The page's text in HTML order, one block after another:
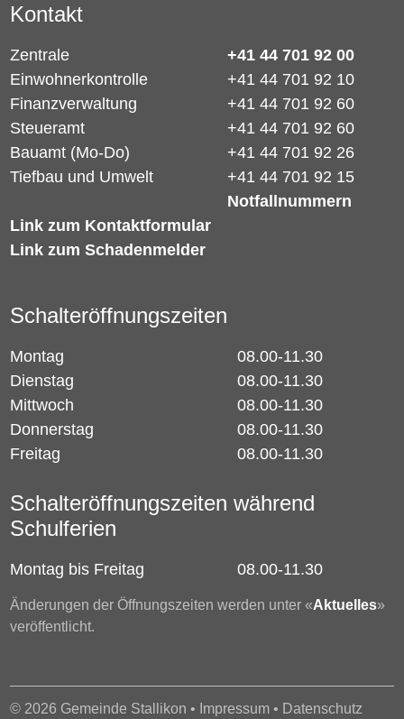
Kontakt
Zentrale
+41 44 701 92 00
Einwohnerkontrolle
+41 44 701 92 10
Finanzverwaltung
+41 44 701 92 60
Steueramt
+41 44 701 92 60
Bauamt (Mo-Do)
+41 44 701 92 26
Tiefbau und Umwelt
Link zum Kontaktformular
Link zum Schadenmelder
+41 44 701 92 15
Notfallnummern
Schalteröffnungszeiten
Montag
08.00-11.30
Dienstag
08.00-11.30
Mittwoch
08.00-11.30
Donnerstag
08.00-11.30
Freitag
08.00-11.30
Schalteröffnungszeiten während
Schulferien
Montag bis Freitag 08.00-11.30
Änderungen der Öffnungszeiten werden unter «Aktuelles»
veröffentlicht.
© 2026 Gemeinde Stallikon • Impressum • Datenschutz